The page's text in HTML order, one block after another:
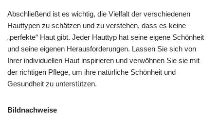
Abschließend ist es wichtig, die Vielfalt der verschiedenen
Hauttypen zu schätzen und zu verstehen, dass es keine
„perfekte“ Haut gibt. Jeder Hauttyp hat seine eigene Schönheit
und seine eigenen Herausforderungen. Lassen Sie sich von
Ihrer individuellen Haut inspirieren und verwöhnen Sie sie mit
der richtigen Pflege, um ihre natürliche Schönheit und
Gesundheit zu unterstützen.
Bildnachweise